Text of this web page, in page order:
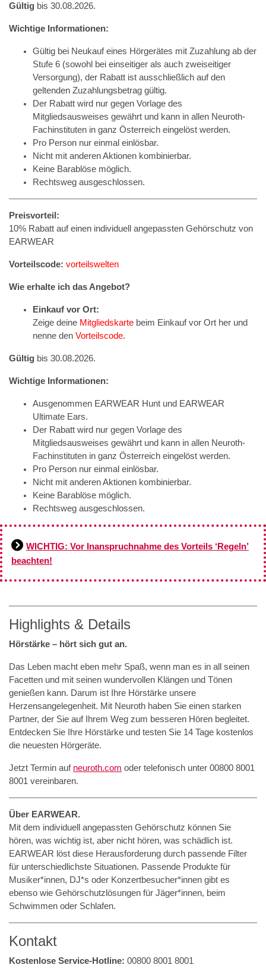
Gültig bis 30.08.2026.
Wichtige Informationen:
Gültig bei Neukauf eines Hörgerätes mit Zuzahlung ab der
Stufe 6 (sowohl bei einseitiger als auch zweiseitiger
Versorgung), der Rabatt ist ausschließlich auf den
geltenden Zuzahlungsbetrag gültig.
Der Rabatt wird nur gegen Vorlage des
Mitgliedsausweises gewährt und kann in allen Neuroth-
Fachinstituten in ganz Österreich eingelöst werden.
Pro Person nur einmal einlösbar.
Nicht mit anderen Aktionen kombinierbar.
Keine Barablöse möglich.
Rechtsweg ausgeschlossen.
Preisvorteil:
10% Rabatt auf einen individuell angepassten Gehörschutz von
EARWEAR
Vorteilscode: vorteilswelten
Wie erhalte ich das Angebot?
Einkauf vor Ort:
Zeige deine Mitgliedskarte beim Einkauf vor Ort her und
nenne den Vorteilscode.
Gültig bis 30.08.2026.
Wichtige Informationen:
Ausgenommen EARWEAR Hunt und EARWEAR
Ultimate Ears.
Der Rabatt wird nur gegen Vorlage des
Mitgliedsausweises gewährt und kann in allen Neuroth-
Fachinstituten in ganz Österreich eingelöst werden.
Pro Person nur einmal einlösbar.
Nicht mit anderen Aktionen kombinierbar.
Keine Barablöse möglich.
Rechtsweg ausgeschlossen.
WICHTIG: Vor Inanspruchnahme des Vorteils ‘Regeln’
beachten!
Highlights & Details
Hörstärke – hört sich gut an.
Das Leben macht eben mehr Spaß, wenn man es in all seinen
Facetten und mit seinen wundervollen Klängen und Tönen
genießen kann. Darum ist Ihre Hörstärke unsere
Herzensangelegenheit. Mit Neuroth haben Sie einen starken
Partner, der Sie auf Ihrem Weg zum besseren Hören begleitet.
Entdecken Sie Ihre Hörstärke und testen Sie 14 Tage kostenlos
die neuesten Hörgeräte.
Jetzt Termin auf neuroth.com oder telefonisch unter 00800 8001
8001 vereinbaren.
Über EARWEAR.
Mit dem individuell angepassten Gehörschutz können Sie
hören, was wichtig ist, aber nicht hören, was schädlich ist.
EARWEAR löst diese Herausforderung durch passende Filter
für unterschiedlichste Situationen. Passende Produkte für
Musiker*innen, DJ*s oder Konzertbesucher*innen gibt es
ebenso wie Gehörschutzlösungen für Jäger*innen, beim
Schwimmen oder Schlafen.
Kontakt
Kostenlose Service-Hotline: 00800 8001 8001